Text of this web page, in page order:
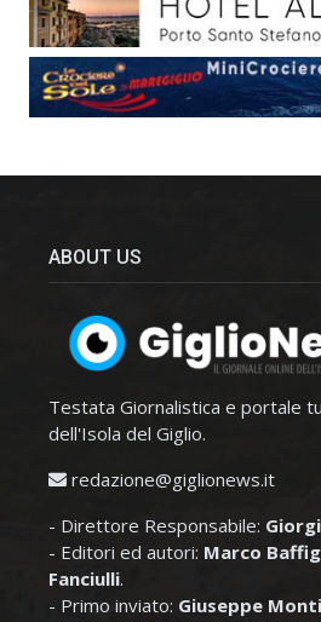
ABOUT US
Testata Giornalistica e portale
dell'Isola del Giglio.
redazione@giglionews.it
- Direttore Responsabile:
- Editori ed autori: Marco
Fanciulli.
- Primo inviato: Giuseppe Monti